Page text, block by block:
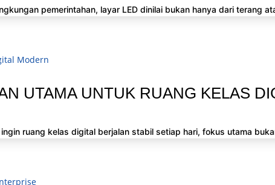
pemerintahan, layar LED dinilai bukan hanya dari terang
UTAMA UNTUK RUANG KELAS
ruang kelas digital berjalan stabil setiap hari, fokus utama